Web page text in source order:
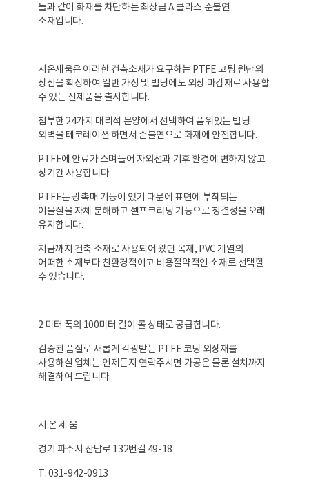
돌과 같이 화재를 차단하는 최상급 A 클라스 준불연
소재입니다.
시온세움은 이러한 건축소재가 요구하는 PTFE 코팅 원단의
장점을 확장하여 일반 가정 및 빌딩에도 외장 마감재로 사용할
수 있는 신제품을 출시합니다.
첨부한 24가지 대리석 문양에서 선택하여 품위있는 빌딩
외벽을 테코레이션 하면서 준불연으로 화재에 안전합니다.
PTFE에 안료가 스며들어 자외선과 기후 환경에 변하지 않고
장기간 사용합니다.
PTFE는 광촉매 기능이 있기 때문에 표면에 부착되는
이물질을 자체 분해하고 셀프크리닝 기능으로 청결성을 오래
유지합니다.
지금까지 건축 소재로 사용되어 왔던 목재, PVC 계열의
어떠한 소재보다 친환경적이고 비용절약적인 소재로 선택할
수 있습니다.
2 미터 폭의 100미터 길이 롤 상태로 공급합니다.
검증된 품질로 새롭게 각광받는 PTFE 코팅 외장재를
사용하실 업체는 언제든지 연락주시면 가공은 물론 설치까지
해결하여 드립니다.
시 온 세 움
경기 파주시 산남로 132번길 49-18
T. 031-942-0913